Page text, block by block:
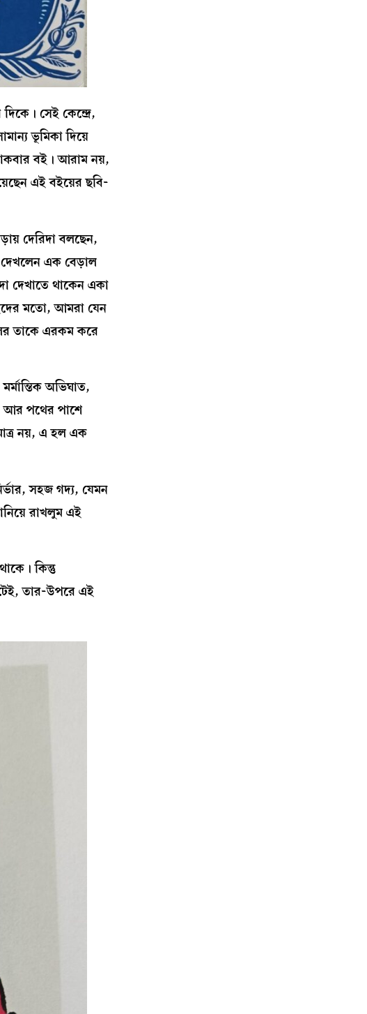
সেই কেন্দ্রে,
ভূমিকা দিয়ে
বই। আরাম নয়,
এই বইয়ের ছবি-
দেরিদা বলছেন,
দেখলেন এক বেড়াল
দেখাতে থাকেন একা
মতো, আমরা যেন
তাকে এরকম করে
অভিঘাত,
আর পথের পাশে
নয়, এ হল এক
সহজ গদ্য, যেমন
রাখলুম এই
কিন্তু
তার-উপরে এই